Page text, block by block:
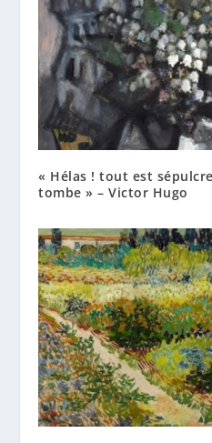
« Hélas ! tout est
tombe » – Victor Hugo